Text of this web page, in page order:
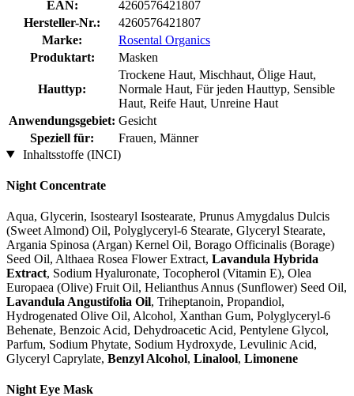
EAN:
4260576421807
Hersteller-Nr.:
4260576421807
Marke:
Rosental Organics
Produktart:
Masken
Hauttyp:
Trockene Haut, Mischhaut, Ölige Haut,
Normale Haut, Für jeden Hauttyp, Sensible
Haut, Reife Haut, Unreine Haut
Anwendungsgebiet: Gesicht
Speziell für:
Frauen, Männer
Inhaltsstoffe (INCI)
Night Concentrate
Aqua, Glycerin, Isostearyl Isostearate, Prunus Amygdalus Dulcis
(Sweet Almond) Oil, Polyglyceryl-6 Stearate, Glyceryl Stearate,
Argania Spinosa (Argan) Kernel Oil, Borago Officinalis (Borage)
Seed Oil, Althaea Rosea Flower Extract, Lavandula Hybrida
Extract, Sodium Hyaluronate, Tocopherol (Vitamin E), Olea
Europaea (Olive) Fruit Oil, Helianthus Annus (Sunflower) Seed Oil,
Lavandula Angustifolia Oil, Triheptanoin, Propandiol,
Hydrogenated Olive Oil, Alcohol, Xanthan Gum, Polyglyceryl-6
Behenate, Benzoic Acid, Dehydroacetic Acid, Pentylene Glycol,
Parfum, Sodium Phytate, Sodium Hydroxyde, Levulinic Acid,
Glyceryl Caprylate, Benzyl Alcohol, Linalool, Limonene
Night Eye Mask